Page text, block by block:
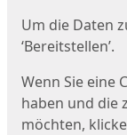
Um die Daten
‘Bereitstellen’.
Wenn Sie eine
haben und die
möchten,